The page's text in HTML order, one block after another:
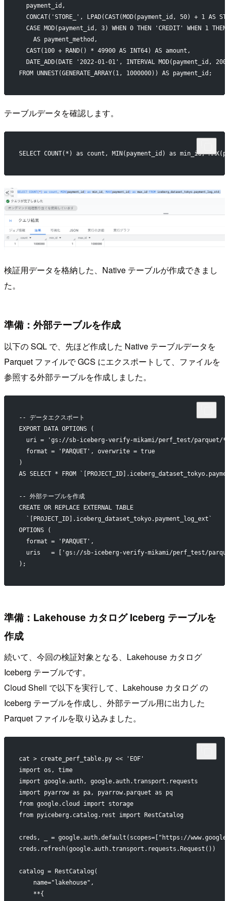
  payment_id,
CONCAT('STORE_', LPAD(CAST(MOD(payment_id, 50) + 1 AS
CASE MOD(payment_id, 3) WHEN 0 THEN 'CREDIT' WHEN 1
    AS payment_method,
  CAST(100 + RAND() * 49900 AS INT64) AS amount,
DATE_ADD(DATE '2022-01-01', INTERVAL MOD(payment_id,
FROM UNNEST(GENERATE_ARRAY(1, 1000000)) AS payment_id;
テーブルデータを確認します。
SELECT COUNT(*) as count, MIN(payment_id) as min_id,
検証用データを格納した、Native テーブルが作成できまし
た。
準備：外部テーブルを作成
以下の SQL で、先ほど作成した Native テーブルデータを
Parquet ファイルで GCS にエクスポートして、ファイルを
参照する外部テーブルを作成しました。
-- データエクスポート
EXPORT DATA OPTIONS (
uri = 'gs://sb-iceberg-verify-mikami/perf_test/parquet/
  format = 'PARQUET', overwrite = true
)
AS SELECT * FROM
-- 外部テーブルを作成
CREATE OR REPLACE EXTERNAL TABLE
  `[PROJECT_ID].iceberg_dataset_tokyo.payment_log_ext`
OPTIONS (
  format = 'PARQUET',
uris   = ['gs://sb-iceberg-verify-mikami/perf_test/
);
準備：Lakehouse カタログ Iceberg テーブルを
作成
続いて、今回の検証対象となる、Lakehouse カタログ
Iceberg テーブルです。
Cloud Shell で以下を実行して、Lakehouse カタログ の
Iceberg テーブルを作成し、外部テーブル用に出力した
Parquet ファイルを取り込みました。
cat > create_perf_table.py << 'EOF'
import os, time
import google.auth, google.auth.transport.requests
import pyarrow as pa, pyarrow.parquet as pq
from google.cloud import storage
from pyiceberg.catalog.rest import RestCatalog
creds, _ = google.auth.default(scopes=["https://
creds.refresh(google.auth.transport.requests.Request())
catalog = RestCatalog(
    name="lakehouse",
    **{